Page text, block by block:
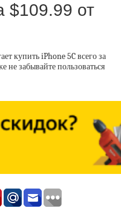
$109.99 от
купить iPhone 5C всего за
не забывайте пользоваться